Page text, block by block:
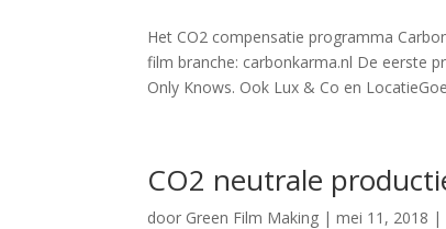
Het CO2 compensatie programma
film branche: carbonkarma.nl De eerste
Only Knows. Ook Lux & Co en
CO2 neutrale
door Green Film Making |mei 11, 2018 |